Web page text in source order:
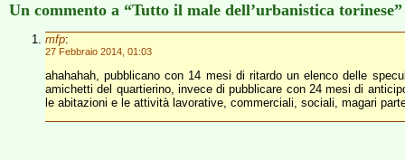
Un commento a “Tutto il male dell’urbanistica torinese”
mfp:
27 Febbraio 2014, 01:03
ahahahah, pubblicano con 14 mesi di ritardo un elenco delle
amichetti del quartierino, invece di pubblicare con 24 mesi di
le abitazioni e le attività lavorative, commerciali, sociali, magari